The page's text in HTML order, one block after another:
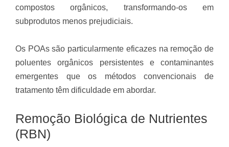
compostos orgânicos, transformando-os em
subprodutos menos prejudiciais.
Os POAs são particularmente eficazes na remoção de
poluentes orgânicos persistentes e contaminantes
emergentes que os métodos convencionais de
tratamento têm dificuldade em abordar.
Remoção Biológica de Nutrientes
(RBN)